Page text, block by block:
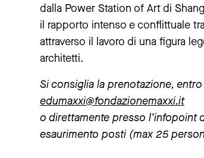
dalla Power Station of Art di
il rapporto intenso e conflittuale
attraverso il lavoro di una figura
architetti.
Si consiglia la prenotazione,
edumaxxi@fondazionemaxxi.it
o direttamente presso l’infopoint
esaurimento posti (max 25